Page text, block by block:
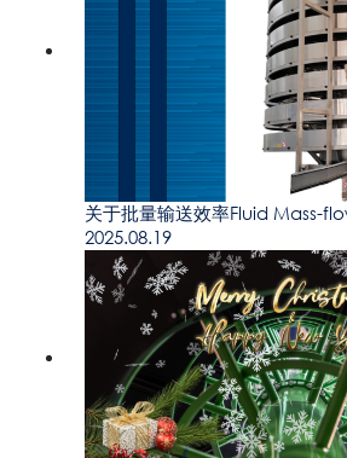
关于批量输送效率Fluid Mass-
2025.08.19